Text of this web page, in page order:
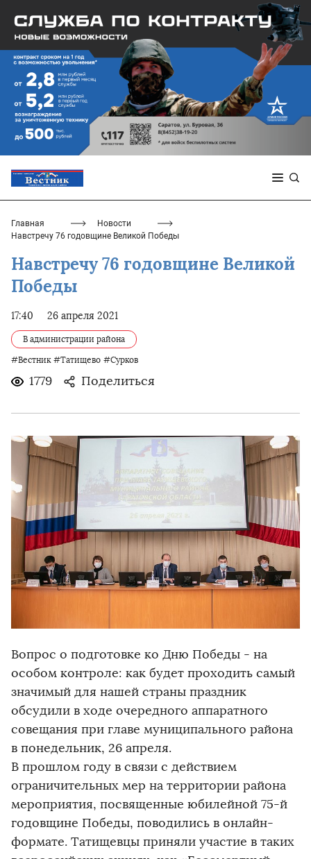
Главная
Новости
Навстречу 76 годовщине Великой Победы
Навстречу 76 годовщине Великой
Победы
17:40 26 апреля 2021
В администрации района
#Вестник #Татищево #Сурков
1779 Поделиться
Вопрос о подготовке ко Дню Победы - на
особом контроле: как будет проходить самый
значимый для нашей страны праздник
обсудили в ходе очередного аппаратного
совещания при главе муниципального района
в понедельник, 26 апреля.
В прошлом году в связи с действием
ограничительных мер на территории района
мероприятия, посвященные юбилейной 75-й
годовщине Победы, поводились в онлайн-
формате. Татищевцы приняли участие в таких